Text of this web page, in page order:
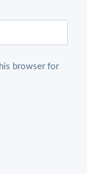
browser for